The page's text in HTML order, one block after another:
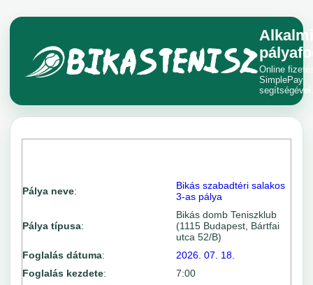
Alkalmi
Online
SimplePay
segítségével.
Pálya neve:
Bikás szabadtéri salakos
3-as pálya
Pálya típusa:
Bikás domb Teniszklub
(1115 Budapest, Bártfai
utca 52/B)
Foglalás dátuma:
2026. 07. 18.
Foglalás kezdete: 7:00